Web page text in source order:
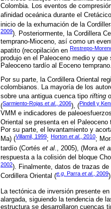
Colombia. Los eventos de
afinidad oceánica durante el
inicio de la exhumación de la
2009). Posteriormente, la Cordillera
temprano-Mioceno, así como un
apatito (recopilación en Restrepo-
produjo en el Paleoceno medio y
Paleoceno tardío al Eoceno temprano.
Por su parte, la Cordillera Oriental
colombianos. La mayoría de los
sobre una antigua cuenca tipo rifting o
(Sarmiento-Rojas et al., 2006), (Pindell y
VMM e indicadores de
Oriental se presenta en el Paleoceno
Por su parte, el levantamiento y
Ma) (Villamil, 1999; Horton et al., 2010;
tardío (Cortés et al., 2005), (Mora et
respuesta a la colisión del bloque
2002). Finalmente, datos de trazas
Cordillera Oriental (e.g. Parra et al., 2009
La tectónica de inversión presente
alargada, siguiendo la tendencia de
estructura se desarrollaron cuencas